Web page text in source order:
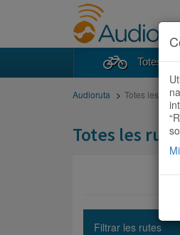
Totes
Audioruta Totes les rutes
Totes les
Filtrar les rutes